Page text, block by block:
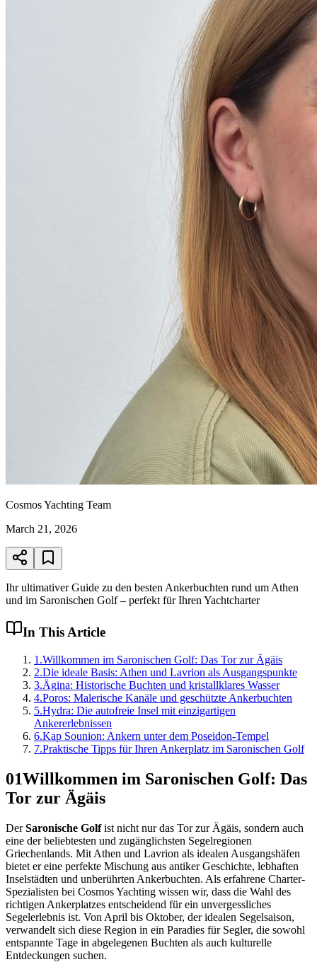
Cosmos Yachting Team
March 21, 2026
Ihr ultimativer Guide zu den besten Ankerbuchten rund um Athen
und im Saronischen Golf – perfekt für Ihren Yachtcharter
In This Article
1 .Willkommen im Saronischen Golf: Das Tor zur Ägäis
2.Die ideale Basis: Athen und Lavrion als Ausgangspunkte
3.Ägina: Historische Buchten und kristallklares Wasser
4.Poros: Malerische Kanäle und geschützte Ankerbuchten
5.Hydra: Die autofreie Insel mit einzigartigen
Ankererlebnissen
6.Kap Sounion: Ankern unter dem Poseidon-Tempel
7.Praktische Tipps für Ihren Ankerplatz im Saronischen Golf
01Willkommen im Saronischen Golf: Das
Tor zur Ägäis
DerSaronische Golfist nicht nur das Tor zur Ägäis, sondern auch
eine der beliebtesten und zugänglichsten Segelregionen
Griechenlands. Mit Athen und Lavrion als idealen Ausgangshäfen
bietet er eine perfekte Mischung aus antiker Geschichte, lebhaften
Inselstädten und unberührten Ankerbuchten. Als erfahrene Charter-
Spezialisten bei Cosmos Yachting wissen wir, dass die Wahl des
richtigen Ankerplatzes entscheidend für ein unvergessliches
Segelerlebnis ist. Von April bis Oktober, der idealen Segelsaison,
verwandelt sich diese Region in ein Paradies für Segler, die sowohl
entspannte Tage in abgelegenen Buchten als auch kulturelle
Entdeckungen suchen.